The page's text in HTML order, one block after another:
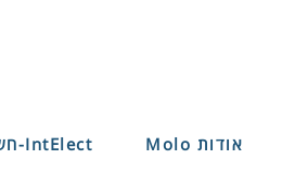
אודות Molo IntElect-חשמלית